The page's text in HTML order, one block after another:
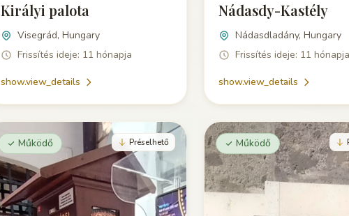
Királyi palota
Visegrád, Hungary
Frissítés ideje: 11 hónapja
show.view_details
Nádasdy-Kastély
Nádasdladány, Hungary
Frissítés ideje: 11 hónapja
show.view_details
Működő Préselhető Működő